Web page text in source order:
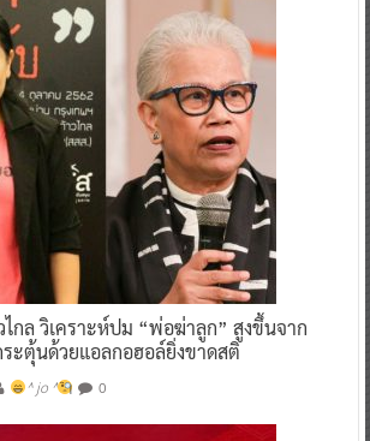
กล วิเคราะห์ปม “พ่อฆ่าลูก” สูงขึ้นจาก
ะตุ้นด้วยแอลกอฮอล์ยิ่งขาดสติ
^ jo ^ 0